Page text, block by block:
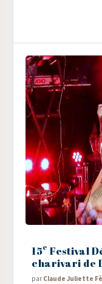
15e Festival
charivari de
par Claude Juliette